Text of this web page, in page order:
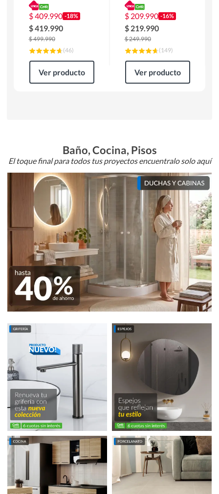
180 x 90 x 76 cm
Café
$409.990 -18%
$419.990
$499.990
(46)
Ver producto
Atlanta 91x101x94
cm Negro
$ 209.990 -16%
$ 219.990
$249.990
(149)
Ver producto
Baño, Cocina, Pisos
El toque final para todos tus proyectos encuentralo solo aquí